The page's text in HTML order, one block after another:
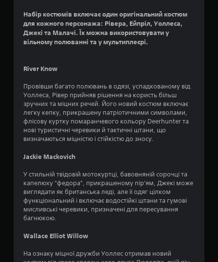
4
.
з
п
’
и
і
Набір костюмів включає один оригінальний костюм
для кожного персонажа: Рівера, Ейпріл, Уоллеса,
Джекі та Малачі. Їх можна використовувати у
вільному полюванні та у мультиплеєрі.
River Know
Провівши багато полювань в одязі, успадкованому від
Уоллеса, Рівер прийняв рішення на користь більш
зручних та міцних речей. Його новий костюм включає
легку кепку, прикрашену патріотичними символами,
флісову куртку помаранчевого кольору Deerhunter та
нові туристичні черевики й тактичні штани, що
визначаються міцністю і стійкістю до зносу.
Jackie Mackovich
У стильній твідовій мотокуртці, бавовняній сорочці та
капелюху "федора", прикрашеному пір'ям, Джекі може
виглядати як британська леді, але її одяг цілком
функціональний і включає водостійкі штани та гумові
мисливські черевики, призначені для пересування
багнюкою.
Wallace Elliot Willow
На ознаку міцної дружби Уоллес отримав новий